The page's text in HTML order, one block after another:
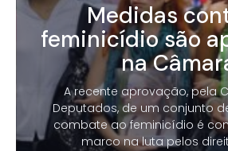
Medidas
feminicídio são
na
A recente aprovação, pela
Deputados, de um conjunto
combate ao feminicídio é
marco na luta pelos